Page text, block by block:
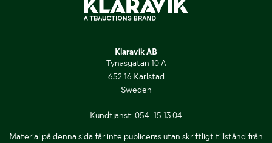
Klaravik AB
Tynäsgatan 10 A
652 16 Karlstad
Sweden
Kundtjänst: 054-15 13 04
Material på denna sida får inte publiceras utan skriftligt tillstånd från